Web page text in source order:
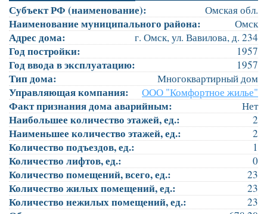
Субъект РФ (наименование): Омская обл.
Наименование муниципального района: Омск
Адрес дома: г. Омск, ул. Вавилова, д. 234
Год постройки: 1957
Год ввода в эксплуатацию: 1957
Тип дома: Многоквартирный дом
Управляющая компания: ООО "Комфортное жилье"
Факт признания дома аварийным: Нет
Наибольшее количество этажей, ед.: 2
Наименьшее количество этажей, ед.: 2
Количество подъездов, ед.: 1
Количество лифтов, ед.: 0
Количество помещений, всего, ед.: 23
Количество жилых помещений, ед.: 23
Количество нежилых помещений, ед.: 23